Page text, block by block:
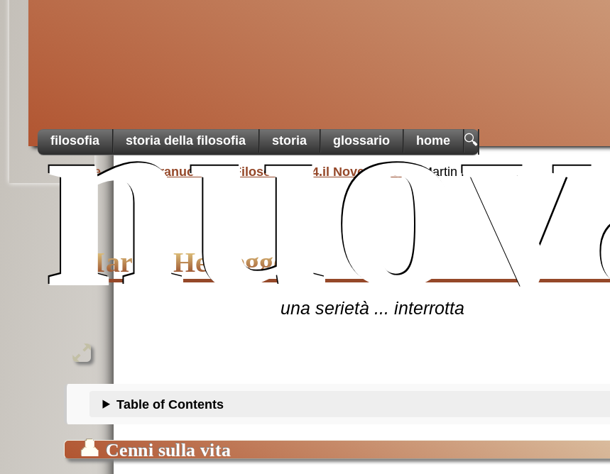
filosofia storia della filosofia storia glossario home 🔍
Home Culturanuova Filosofia 4.il Novecento Martin Heidegger
Martin Heidegger
una serietà ... interrotta
Table of Contents
👤 Cenni sulla vita